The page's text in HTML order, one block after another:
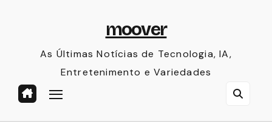
moover
As Últimas Notícias de Tecnologia, IA,
Entretenimento e Variedades